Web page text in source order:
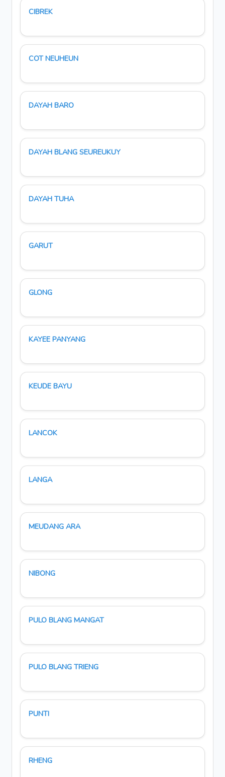
CIBREK
COT NEUHEUN
DAYAH BARO
DAYAH BLANG SEUREUKUY
DAYAH TUHA
GARUT
GLONG
KAYEE PANYANG
KEUDE BAYU
LANCOK
LANGA
MEUDANG ARA
NIBONG
PULO BLANG MANGAT
PULO BLANG TRIENG
PUNTI
RHENG